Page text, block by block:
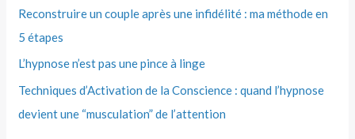
Reconstruire un couple après une infidélité : ma méthode en
5 étapes
L’hypnose n’est pas une pince à linge
Techniques d’Activation de la Conscience : quand l’hypnose
devient une “musculation” de l’attention